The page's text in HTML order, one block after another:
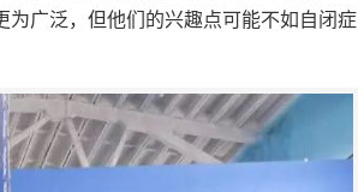
广泛，但他们的兴趣点可能不如自闭症